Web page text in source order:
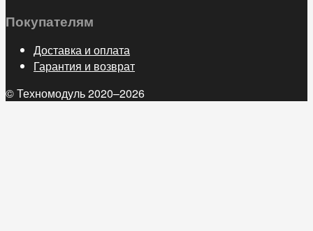
Покупателям
Доставка и оплата
Гарантия и возврат
© Техномодуль 2020–2026